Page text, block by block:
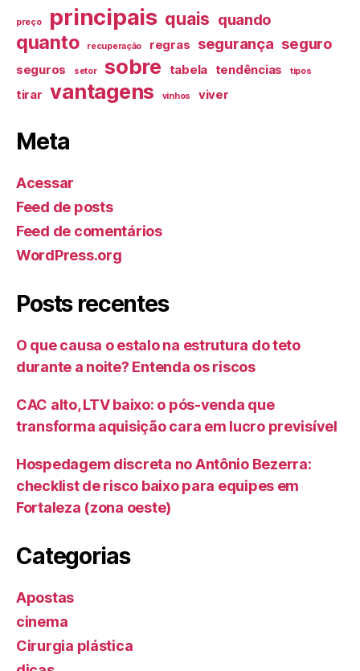
preço principais quais quando
quanto recuperação regras segurança seguro
seguros setor sobre tabela tendências tipos
tirar vantagens vinhos viver
Meta
Acessar
Feed de posts
Feed de comentários
WordPress.org
Posts recentes
O que causa o estalo na estrutura do teto
durante a noite? Entenda os riscos
CAC alto, LTV baixo: o pós-venda que
transforma aquisição cara em lucro previsível
Hospedagem discreta no Antônio Bezerra:
checklist de risco baixo para equipes em
Fortaleza (zona oeste)
Categorias
Apostas
cinema
Cirurgia plástica